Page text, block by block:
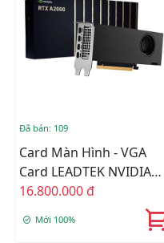
Đã bán: 109
Card Màn Hình - VGA
Card LEADTEK NVIDIA
Quadro RTX A2000 12GB
16.800.000 đ
Mới 100%